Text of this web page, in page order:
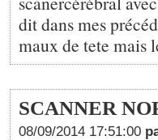
dit dans mes
maux de tete mais
SCANNER
08/09/2014 17:51:00